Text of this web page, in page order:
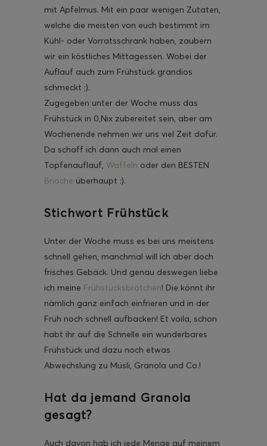
Eis am Stil
mit Apfelmus. Mit ein paar wenigen Zutaten,
welche die meisten von euch bestimmt im
Kühl- oder Vorratsschrank haben, zaubern
wir ein köstliches Mittagessen. Wobei der
Auflauf auch zum Frühstück grandios
schmeckt ;).
Zugegeben unter der Woche muss das
Frühstück in 0,Nix zubereitet sein, aber am
Wochenende nehmen wir uns viel Zeit dafür.
Da schaff ich dann auch mal einen
Topfenauflauf, Waffeln oder den BESTEN
Brioche überhaupt :).
Stichwort Frühstück
Unter der Woche muss es bei uns meistens
schnell gehen, manchmal will ich aber doch
frisches Gebäck. Und genau deswegen liebe
ich meine Frühstücksbrötchen! Die könnt ihr
nämlich ganz einfach einfrieren und in der
Früh noch schnell aufbacken! Et voila, schon
habt ihr auf die Schnelle ein wunderbares
Frühstück und dazu noch etwas
Abwechslung zu Müsli, Granola und Co.!
Hat da jemand Granola
gesagt?
Auch davon hab ich jede Menge auf meinem